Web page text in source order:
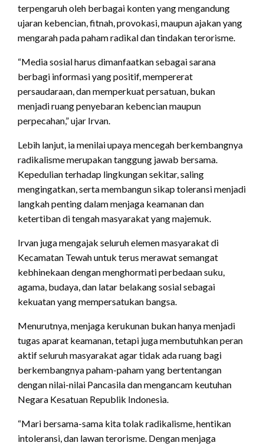
terpengaruh oleh berbagai konten yang mengandung
ujaran kebencian, fitnah, provokasi, maupun ajakan yang
mengarah pada paham radikal dan tindakan terorisme.
“Media sosial harus dimanfaatkan sebagai sarana
berbagi informasi yang positif, mempererat
persaudaraan, dan memperkuat persatuan, bukan
menjadi ruang penyebaran kebencian maupun
perpecahan,” ujar Irvan.
Lebih lanjut, ia menilai upaya mencegah berkembangnya
radikalisme merupakan tanggung jawab bersama.
Kepedulian terhadap lingkungan sekitar, saling
mengingatkan, serta membangun sikap toleransi menjadi
langkah penting dalam menjaga keamanan dan
ketertiban di tengah masyarakat yang majemuk.
Irvan juga mengajak seluruh elemen masyarakat di
Kecamatan Tewah untuk terus merawat semangat
kebhinekaan dengan menghormati perbedaan suku,
agama, budaya, dan latar belakang sosial sebagai
kekuatan yang mempersatukan bangsa.
Menurutnya, menjaga kerukunan bukan hanya menjadi
tugas aparat keamanan, tetapi juga membutuhkan peran
aktif seluruh masyarakat agar tidak ada ruang bagi
berkembangnya paham-paham yang bertentangan
dengan nilai-nilai Pancasila dan mengancam keutuhan
Negara Kesatuan Republik Indonesia.
“Mari bersama-sama kita tolak radikalisme, hentikan
intoleransi, dan lawan terorisme. Dengan menjaga